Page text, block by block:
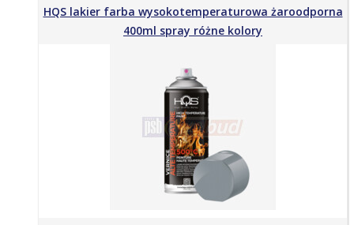
HQS lakier farba wysokotemperaturowa żaroodporna
400ml spray różne kolory